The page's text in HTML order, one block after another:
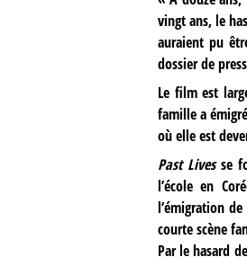
vingt ans, le
auraient pu
dossier de
Le film est
famille a
où elle est
Past Livesse
l’école en
l’émigration
courte scène
Par le hasard